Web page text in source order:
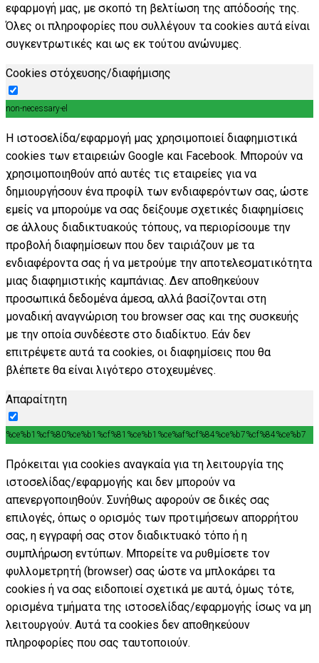
εφαρμογή μας, με σκοπό τη βελτίωση της απόδοσής της.
Όλες οι πληροφορίες που συλλέγουν τα cookies αυτά είναι
συγκεντρωτικές και ως εκ τούτου ανώνυμες.
Cookies στόχευσης/διαφήμισης
non-necessary-el
Η ιστοσελίδα/εφαρμογή μας χρησιμοποιεί διαφημιστικά
cookies των εταιρειών Google και Facebook. Μπορούν να
χρησιμοποιηθούν από αυτές τις εταιρείες για να
δημιουργήσουν ένα προφίλ των ενδιαφερόντων σας, ώστε
εμείς να μπορούμε να σας δείξουμε σχετικές διαφημίσεις
σε άλλους διαδικτυακούς τόπους, να περιορίσουμε την
προβολή διαφημίσεων που δεν ταιριάζουν με τα
ενδιαφέροντα σας ή να μετρούμε την αποτελεσματικότητα
μιας διαφημιστικής καμπάνιας. Δεν αποθηκεύουν
προσωπικά δεδομένα άμεσα, αλλά βασίζονται στη
μοναδική αναγνώριση του browser σας και της συσκευής
με την οποία συνδέεστε στο διαδίκτυο. Εάν δεν
επιτρέψετε αυτά τα cookies, οι διαφημίσεις που θα
βλέπετε θα είναι λιγότερο στοχευμένες.
Απαραίτητη
%ce%b1%cf%80%ce%b1%cf%81%ce%b1%ce%af%cf%84%ce%b7%cf%84%ce%b7
Πρόκειται για cookies αναγκαία για τη λειτουργία της
ιστοσελίδας/εφαρμογής και δεν μπορούν να
απενεργοποιηθούν. Συνήθως αφορούν σε δικές σας
επιλογές, όπως ο ορισμός των προτιμήσεων απορρήτου
σας, η εγγραφή σας στον διαδικτυακό τόπο ή η
συμπλήρωση εντύπων. Μπορείτε να ρυθμίσετε τον
φυλλομετρητή (browser) σας ώστε να μπλοκάρει τα
cookies ή να σας ειδοποιεί σχετικά με αυτά, όμως τότε,
ορισμένα τμήματα της ιστοσελίδας/εφαρμογής ίσως να μη
λειτουργούν. Αυτά τα cookies δεν αποθηκεύουν
πληροφορίες που σας ταυτοποιούν.